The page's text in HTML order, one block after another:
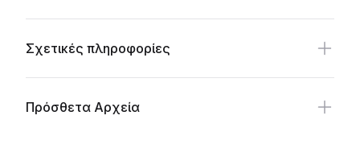
Σχετικές πληροφορίες
Πρόσθετα Αρχεία